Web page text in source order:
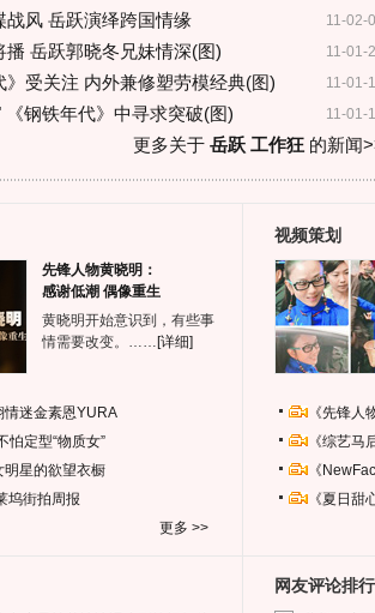
11-02-
战风 岳跃演绎跨国情缘
11-01-
播 岳跃郭晓冬兄妹情深(图)
11-01-
》受关注 内外兼修塑劳模经典(图)
11-01-
《钢铁年代》中寻求突破(图)
更多关于 岳跃 工作狂的新闻
先锋人物黄晓明：
感谢低潮 偶像重生
黄晓明开始意识到，有些事
情需要改变。…… [详细]
情迷金素恩YURA
怕定型“物质女”
明星的欲望衣橱
坞街拍周报
更多 >>
视频策划
《先锋
《综艺
《
《夏日
网友评论排行